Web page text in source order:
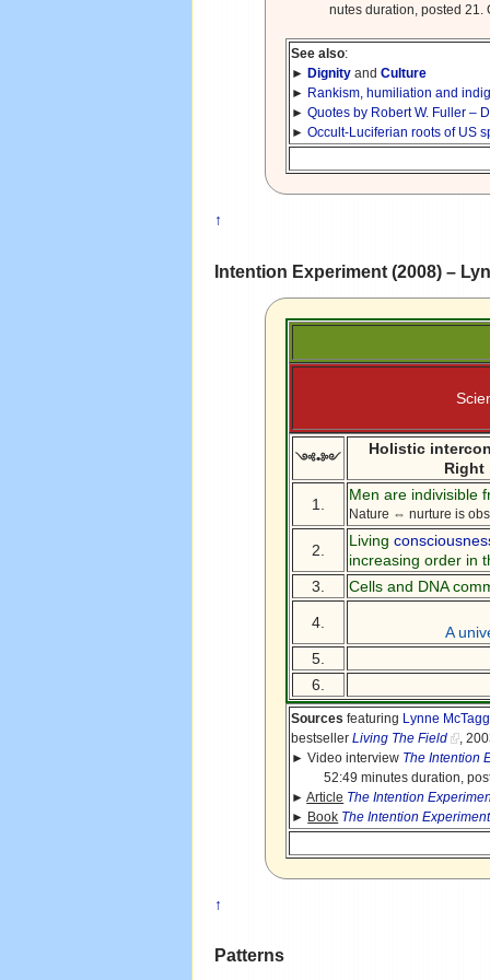
nutes duration, posted 21.
See also:
► Dignity andCulture
► Rankism, humiliation and
►Quotes by Robert W. Fuller –
►Occult-Luciferian roots of US
↑
Intention Experiment (2008) –
༺•༻
Holistic
Right
1.
Men are indivisible
Nature ⇔ nurture is
2.
Living
increasing order in
3.
Cells and DNA
4.
A
5.
6.
Sources featuring Lynne
bestsellerLiving The Field
,
► Video interview The Intention
52:49 minutes duration,
►Article The Intention
► Book The Intention Experiment
↑
Patterns